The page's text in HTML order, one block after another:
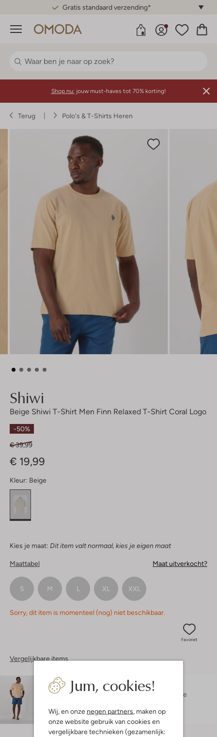
Gratis standaard verzending*
Menu
Jum, cookies!
Wij, en onze negen partners, maken op
onze website gebruik van cookies en
vergelijkbare technieken (gezamenlijk:
Shop nu: jouw must-haves tot 70% korting!
Terug Polo's & T-Shirts Heren
Shiwi
Beige Shiwi T-Shirt Men Finn Relaxed T-Shirt Coral Logo
-50%
€ 39,99
€ 19,99
Kleur: Beige
Kies je maat: Dit item valt normaal, kies je eigen maat
Maattabel Maat uitverkocht?
S M L XL XXL
Sorry, dit item is momenteel (nog) niet beschikbaar.
Favoriet
Vergelijkbare items
Maatadvies
Ibrahim is 1 meter 88 lang en draagt maat L.
De